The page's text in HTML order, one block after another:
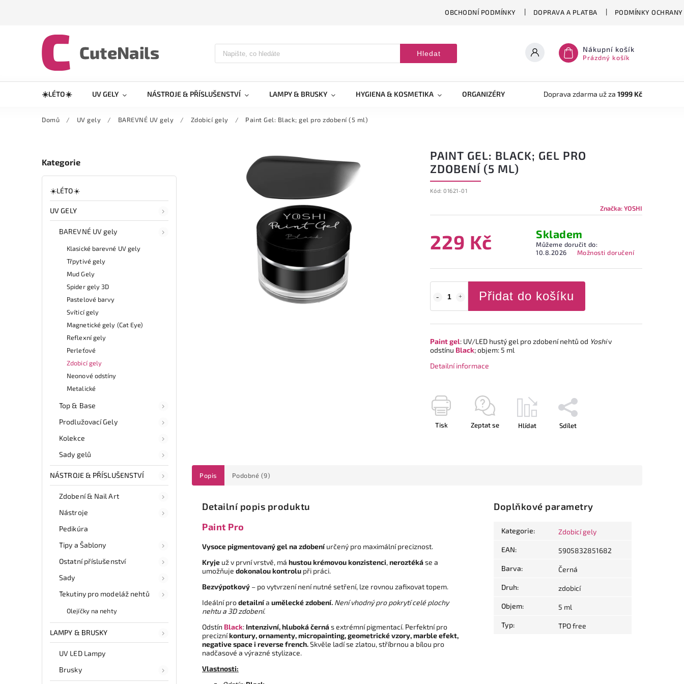
OBCHODNÍ PODMÍNKY DOPRAVA A PLATBA PODMÍNKY
Hledat Nákupní košík
Prázdný košík
☀️LÉTO☀️ UV GELY NÁSTROJE & PŘÍSLUŠENSTVÍ LAMPY & BRUSKY HYGIENA & KOSMETIKA ORGANIZÉRY TVOŘENÍ AKRYLOVÝ SYSTÉM
Doprava zdarma už za 1999 Kč
Domů / UV gely / BAREVNÉ UV gely / Zdobicí gely / Paint Gel: Black; gel pro zdobení (5 ml)
Kategorie
☀️LÉTO☀️
UV GELY
BAREVNÉ UV gely
Klasické barevné UV gely
Třpytivé gely
Mud Gely
Spider gely 3D
Pastelové barvy
Svíticí gely
Magnetické gely (Cat Eye)
Reflexní gely
Perleťové
Zdobicí gely
Neonové odstíny
Metalické
Top & Base
Prodlužovací Gely
Kolekce
Sady gelů
NÁSTROJE & PŘÍSLUŠENSTVÍ
Zdobení & Nail Art
Nástroje
Pedikúra
Tipy a Šablony
Ostatní příslušenství
Sady
Tekutiny pro modeláž nehtů
Olejíčky na nehty
LAMPY & BRUSKY
UV LED Lampy
Brusky
PAINT GEL: BLACK; GEL PRO
ZDOBENÍ (5 ML)
Kód: 01621-01
Značka:YOSHI
229 Kč Skladem
Můžeme doručit do:
10.8.2026
Možnosti doručení
Přidat do košíku
Paint gel: UV/LED hustý gel pro zdobení nehtů od Yoshiv
odstínu Black; objem: 5 ml
Detailní informace
Tisk Zeptat se Hlídat Sdílet
Popis Podobné (9)
Detailní popis produktu
Paint Pro
Vysoce pigmentovaný gel na zdobeníurčený pro maximální preciznost.
Kryje už v první vrstvě, má hustou krémovou konzistenci,neroztékáse a
umožňuje dokonalou kontrolu při práci.
Bezvýpotkový – po vytvrzení není nutné setření, lze rovnou zafixovat topem.
Ideální prodetailnía umělecké zdobení. Není vhodný pro pokrytí celé plochy
nehtu a 3D zdobení.
Odstín Black: Intenzivní, hluboká černás extrémní pigmentací. Perfektní pro
precizníkontury, ornamenty, micropainting, geometrické vzory, marble efekt,
negative space i reverse french.Skvěle ladí se zlatou, stříbrnou a bílou pro
nadčasové a výrazné stylizace.
Vlastnosti:
Doplňkové parametry
Kategorie: Zdobicí gely
EAN: 5905832851682
Barva: Černá
Druh: zdobicí
Objem: 5 ml
Typ: TPO free